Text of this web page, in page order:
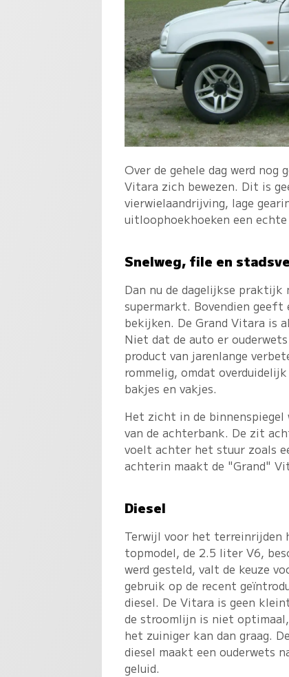
Over de gehele dag werd nog
Vitara zich bewezen. Dit is
vierwielaandrijving, lage
uitloophoekhoeken een
Snelweg, file en
Dan nu de dagelijkse praktijk
supermarkt. Bovendien geeft
bekijken. De Grand Vitara is
Niet dat de auto er
product van jarenlange
rommelig, omdat
bakjes en vakjes.
Het zicht in de
van de achterbank. De zit
voelt achter het stuur zoals
achterin maakt de "Grand"
Diesel
Terwijl voor het terreinrijden
topmodel, de 2.5 liter V6,
werd gesteld, valt de keuze
gebruik op de recent
diesel. De Vitara is geen
de stroomlijn is niet optimaal,
het zuiniger kan dan graag.
diesel maakt een ouderwets
geluid.